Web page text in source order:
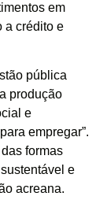
em
a crédito e
pública
produção
e
empregar”.
formas
e
acreana.